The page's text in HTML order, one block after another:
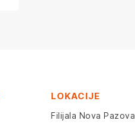
LOKACIJE
Filijala Nova Pazova